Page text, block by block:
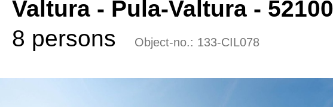
Valtura - Pula-Valtura - 52100
8 persons
Object-no.: 133-CIL078